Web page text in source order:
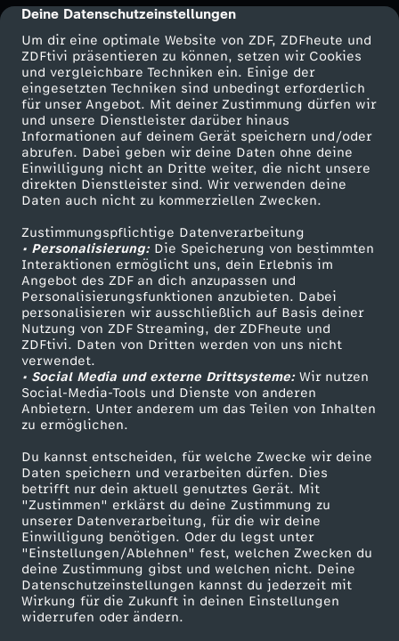
cmp-dialog-description
Deine Datenschutzeinstellungen
Um dir eine optimale Website von ZDF, ZDFheute und
ZDFtivi präsentieren zu können, setzen wir Cookies
und vergleichbare Techniken ein. Einige der
eingesetzten Techniken sind unbedingt erforderlich
für unser Angebot. Mit deiner Zustimmung dürfen wir
und unsere Dienstleister darüber hinaus
Informationen auf deinem Gerät speichern und/oder
abrufen. Dabei geben wir deine Daten ohne deine
Einwilligung nicht an Dritte weiter, die nicht unsere
direkten Dienstleister sind. Wir verwenden deine
Daten auch nicht zu kommerziellen Zwecken.
Zustimmungspflichtige Datenverarbeitung
• Personalisierung:Die Speicherung von bestimmten
Interaktionen ermöglicht uns, dein Erlebnis im
Angebot des ZDF an dich anzupassen und
Personalisierungsfunktionen anzubieten. Dabei
personalisieren wir ausschließlich auf Basis deiner
Nutzung von ZDF Streaming, der ZDFheute und
ZDFtivi. Daten von Dritten werden von uns nicht
verwendet.
• Social Media und externe Drittsysteme:Wir nutzen
Social-Media-Tools und Dienste von anderen
Anbietern. Unter anderem um das Teilen von Inhalten
zu ermöglichen.
Du kannst entscheiden, für welche Zwecke wir deine
Daten speichern und verarbeiten dürfen. Dies
betrifft nur dein aktuell genutztes Gerät. Mit
"Zustimmen" erklärst du deine Zustimmung zu
unserer Datenverarbeitung, für die wir deine
Einwilligung benötigen. Oder du legst unter
"Einstellungen/Ablehnen" fest, welchen Zwecken du
deine Zustimmung gibst und welchen nicht. Deine
Datenschutzeinstellungen kannst du jederzeit mit
Wirkung für die Zukunft in deinen Einstellungen
widerrufen oder ändern.
e
n
e
s
V
e
r
s
p
r
e
c
h
e
n
Mehr ZDF
ZDF-Apps
Smart TV
ZDFtext
Livestreams
Sendungen A-Z
TV-Programm
Service
ZDFmitreden
Kontakt zum ZDF
Tickets
Zuschauerservice
Hilfe
ZDF Unternehmen
Karriere
ZDF goes Schule
Werbefernsehen
Mainzelmännchen